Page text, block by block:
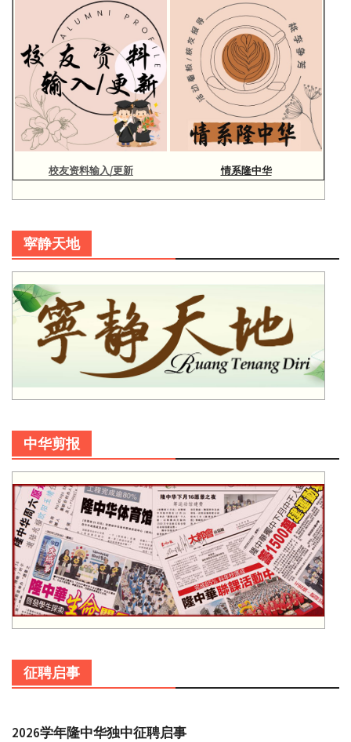
校友资料输入/更新 情系隆中华
寜静天地
中华剪报
征聘启事
2026学年隆中华独中征聘启事